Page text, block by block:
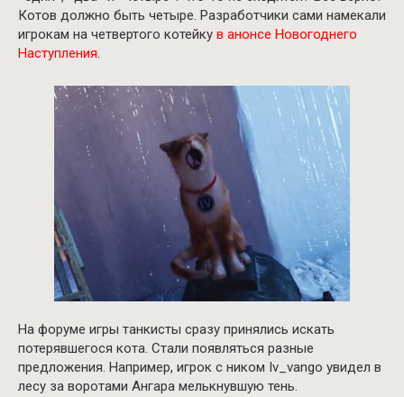
Котов должно быть четыре. Разработчики сами намекали
игрокам на четвертого котейку в анонсе Новогоднего
Наступления.
На форуме игры танкисты сразу принялись искать
потерявшегося кота. Стали появляться разные
предложения. Например, игрок с ником Iv_vango увидел в
лесу за воротами Ангара мелькнувшую тень.